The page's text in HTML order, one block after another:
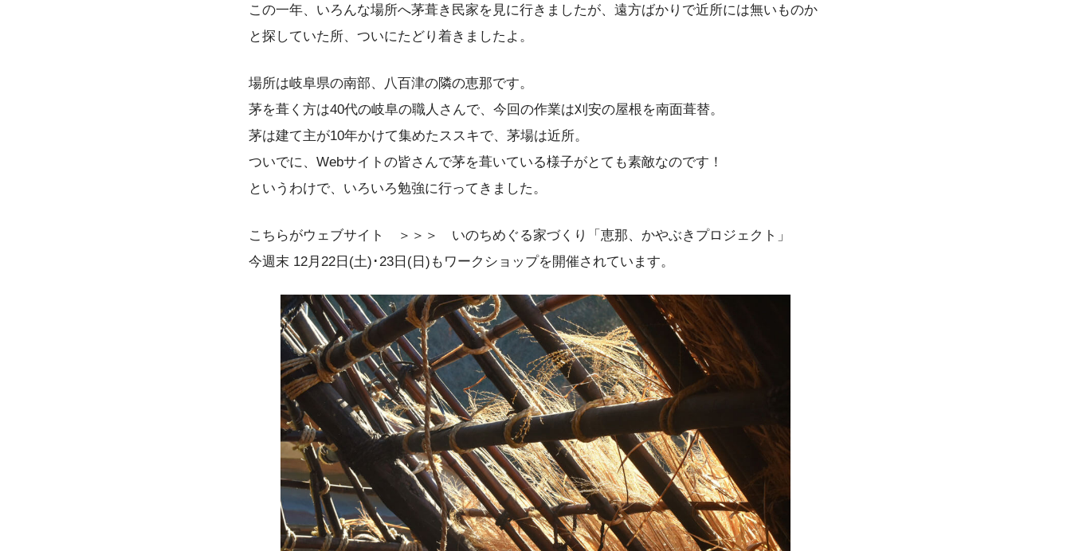
この一年、いろんな場所へ茅葺き民家を見に行きましたが、遠方ばかりで近所には無いものか
と探していた所、ついにたどり着きましたよ。
場所は岐阜県の南部、八百津の隣の恵那です。
茅を葺く方は40代の岐阜の職人さんで、今回の作業は刈安の屋根を南面葺替。
茅は建て主が10年かけて集めたススキで、茅場は近所。
ついでに、Webサイトの皆さんで茅を葺いている様子がとても素敵なのです！
というわけで、いろいろ勉強に行ってきました。
こちらがウェブサイト ＞＞＞ いのちめぐる家づくり「恵那、かやぶきプロジェクト」
今週末 12月22日(土)･23日(日)もワークショップを開催されています。